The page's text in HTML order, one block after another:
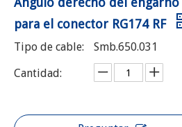
para el conector RG174 RF
Tipo de cable:
Smb.650.031
Cantidad: